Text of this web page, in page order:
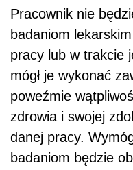
Pracownik nie
badaniom
pracy lub w trakcie
mógł je wykonać
poweźmie
zdrowia i swojej
danej pracy.
badaniom będzie